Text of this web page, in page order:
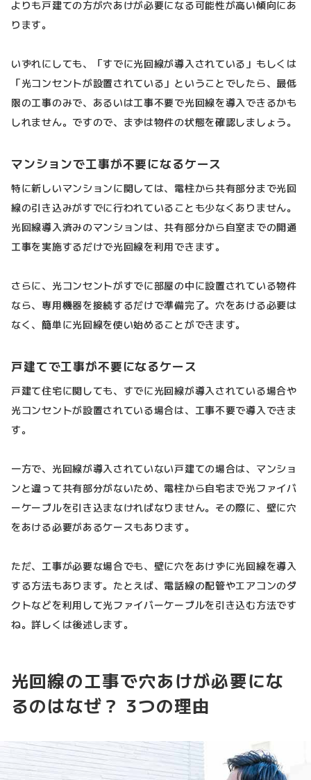
よりも戸建ての方が穴あけが必要になる可能性が高い傾向にあ
ります。
いずれにしても、「すでに光回線が導入されている」もしくは
「光コンセントが設置されている」ということでしたら、最低
限の工事のみで、あるいは工事不要で光回線を導入できるかも
しれません。ですので、まずは物件の状態を確認しましょう。
マンションで工事が不要になるケース
特に新しいマンションに関しては、電柱から共有部分まで光回
線の引き込みがすでに行われていることも少なくありません。
光回線導入済みのマンションは、共有部分から自室までの開通
工事を実施するだけで光回線を利用できます。
さらに、光コンセントがすでに部屋の中に設置されている物件
なら、専用機器を接続するだけで準備完了。穴をあける必要は
なく、簡単に光回線を使い始めることができます。
戸建てで工事が不要になるケース
戸建て住宅に関しても、すでに光回線が導入されている場合や
光コンセントが設置されている場合は、工事不要で導入できま
す。
一方で、光回線が導入されていない戸建ての場合は、マンショ
ンと違って共有部分がないため、電柱から自宅まで光ファイバ
ーケーブルを引き込まなければなりません。その際に、壁に穴
をあける必要があるケースもあります。
ただ、工事が必要な場合でも、壁に穴をあけずに光回線を導入
する方法もあります。たとえば、電話線の配管やエアコンのダ
クトなどを利用して光ファイバーケーブルを引き込む方法です
ね。詳しくは後述します。
光回線の工事で穴あけが必要にな
るのはなぜ？ 3つの理由